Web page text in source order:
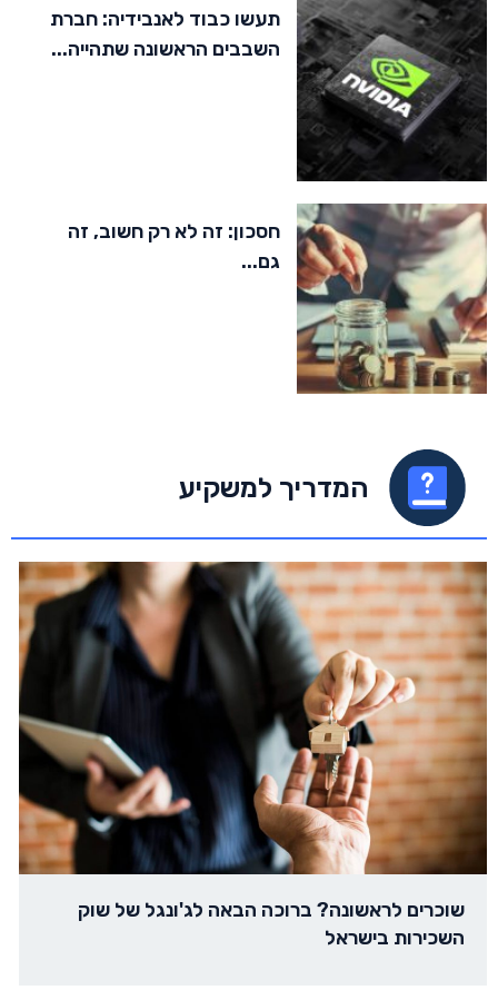
תעשו כבוד לאנבידיה: חברת
השבבים הראשונה שתהייה...
חסכון: זה לא רק חשוב, זה
גם...
המדריך למשקיע
שוכרים לראשונה? ברוכה הבאה לג'ונגל של שוק
השכירות בישראל